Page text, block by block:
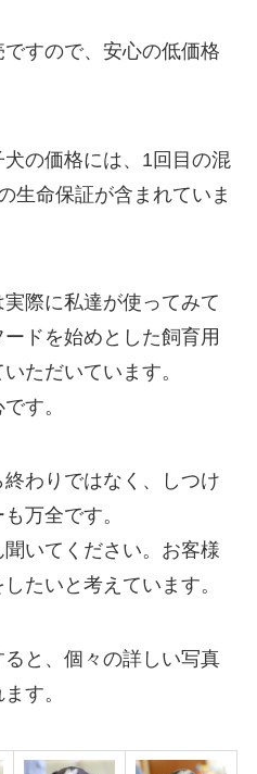
すので、安心の低価格
の価格には、1回目の混
生命保証が含まれていま
際に私達が使ってみて
ドを始めとした飼育用
ただいています。
す。
わりではなく、しつけ
万全です。
いてください。お客様
たいと考えています。
と、個々の詳しい写真
す。